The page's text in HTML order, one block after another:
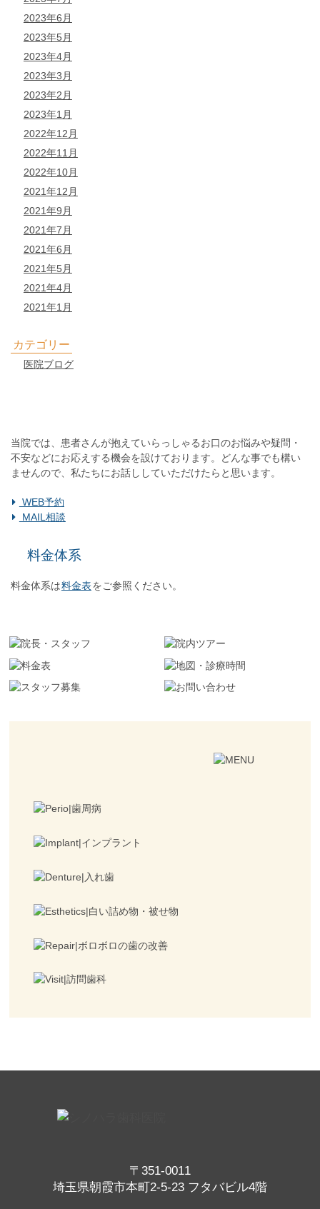
2023年6月
2023年5月
2023年4月
2023年3月
2023年2月
2023年1月
2022年12月
2022年11月
2022年10月
2021年12月
2021年9月
2021年7月
2021年6月
2021年5月
2021年4月
2021年1月
カテゴリー
医院ブログ
当院では、患者さんが抱えていらっしゃるお口のお悩みや疑問・
不安などにお応えする機会を設けております。どんな事でも構い
ませんので、私たちにお話ししていただけたらと思います。
WEB予約
MAIL相談
料金体系
料金体系は料金表をご参照ください。
〒351-0011
埼玉県朝霞市本町2-5-23 フタバビル4階